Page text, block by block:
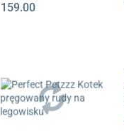
Collie
159.00